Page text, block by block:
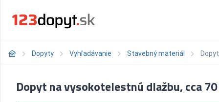
Dopyty Vyhľadávanie Stavebný materiál
Dopyt na vysokotelestnú dlažbu, cca